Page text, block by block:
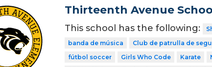
Thirteenth Avenue
This school has the following:
banda de música
Club de patrulla de
fútbol soccer
Girls Who Code Karate